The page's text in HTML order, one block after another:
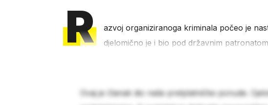
R
azvoj organiziranoga kriminala počeo je
djelomično je i bio pod državnim
Ovaj je članak dio naše pretplatničke ponude.